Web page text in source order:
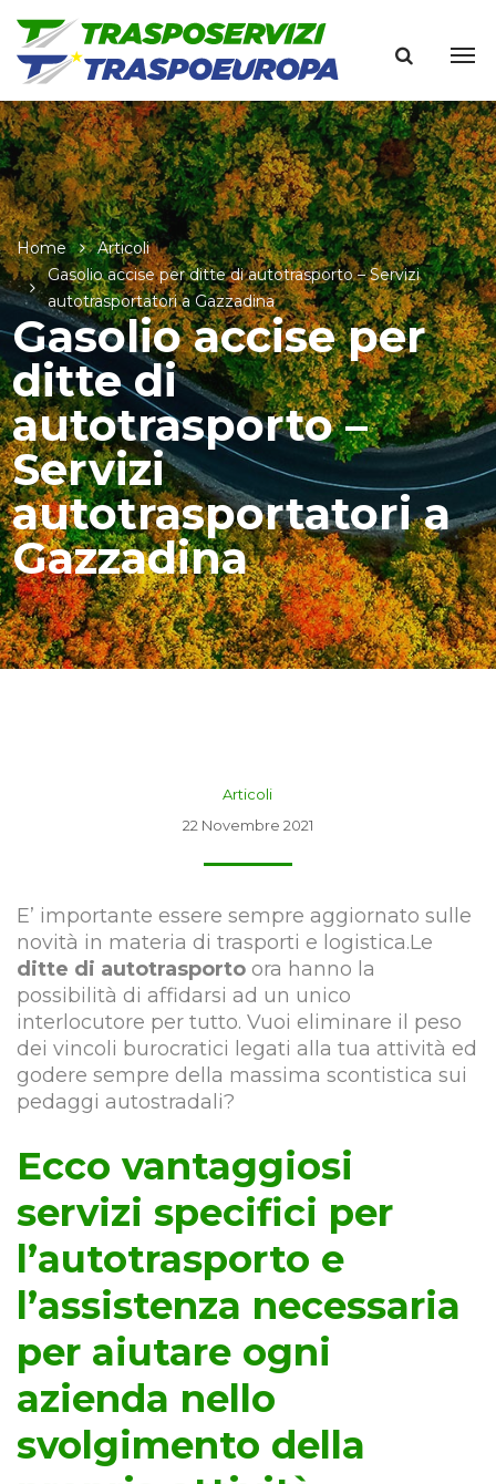
Home
Articoli
Gasolio accise per ditte di autotrasporto – Servizi
autotrasportatori a Gazzadina
Gasolio accise per
ditte di
autotrasporto –
Servizi
autotrasportatori a
Gazzadina
Articoli
22 Novembre 2021
E’ importante essere sempre aggiornato sulle
novità in materia di trasporti e logistica.Le
ditte di autotrasporto ora hanno la
possibilità di affidarsi ad un unico
interlocutore per tutto. Vuoi eliminare il peso
dei vincoli burocratici legati alla tua attività ed
godere sempre della massima scontistica sui
pedaggi autostradali?
Ecco vantaggiosi
servizi specifici per
l’autotrasporto e
l’assistenza necessaria
per aiutare ogni
azienda nello
svolgimento della